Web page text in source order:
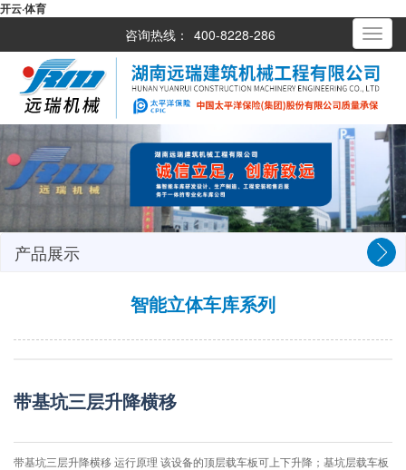
开云·体育
咨询热线： 400-8228-286
产品展示
智能立体车库系列
带基坑三层升降横移
带基坑三层升降横移 运行原理 该设备的顶层载车板可上下升降；基坑层载车板
Toggle